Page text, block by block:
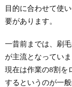
目的に合わせて使
要があります。
一昔前までは、刷
が主流となっていま
現在は作業の8割を
するというのが一般